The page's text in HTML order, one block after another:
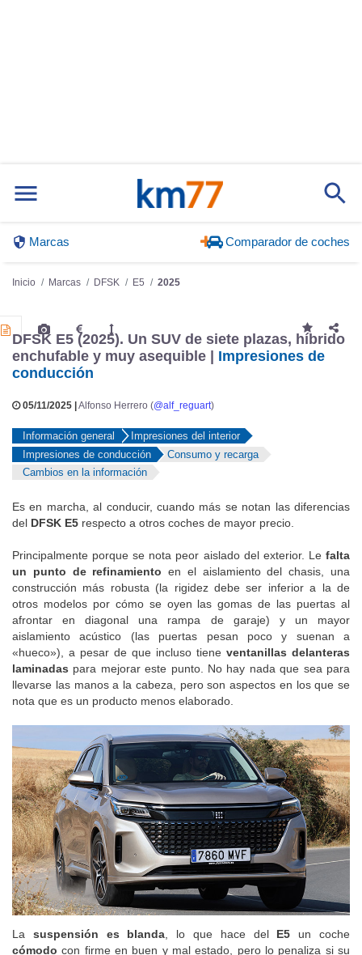
DFSK E5 (2025). Un SUV de siete plazas, híbrido
enchufable y muy asequible |
Impresiones de
Información general
Impresiones del interior
Impresiones de conducción
Es en marcha, al conducir, cuando más se notan las diferencias
Principalmente porque se nota peor aislado del exterior. Le
falta
un punto de refinamientoen el aislamiento del chasis, una
construcción más robusta (la rigidez debe ser inferior a la de
otros modelos por cómo se oyen las gomas de las puertas al
afrontar en diagonal una rampa de garaje) y un mayor
aislamiento acústico (las puertas pesan poco y suenan a
«hueco»), a pesar de que incluso tiene ventanillas delanteras
laminadaspara mejorar este punto. No hay nada que sea para
llevarse las manos a la cabeza, pero son aspectos en los que se
Lasuspensión es blanda, lo que hace del E5un coche